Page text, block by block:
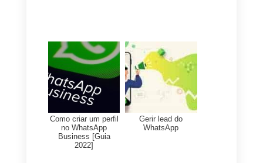
4)Muito ineficiente para
atendimento ao cliente ou
equipas de venda
Não fornece métricas nem